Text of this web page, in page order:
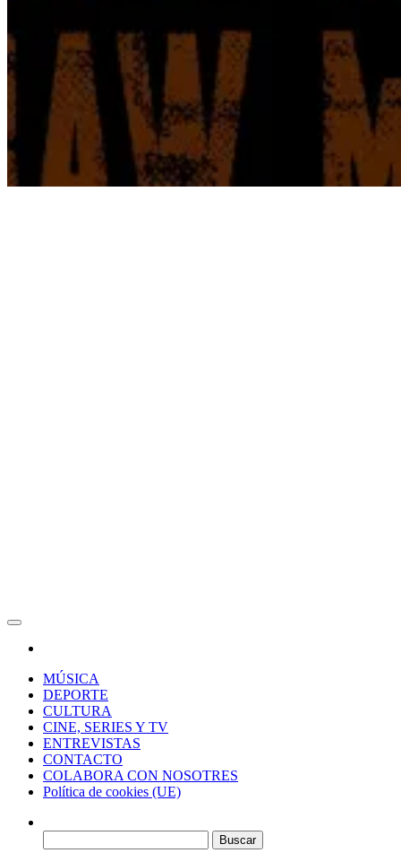
MÚSICA
DEPORTE
CULTURA
CINE, SERIES Y TV
ENTREVISTAS
CONTACTO
COLABORA CON NOSOTRES
Política de cookies (UE)